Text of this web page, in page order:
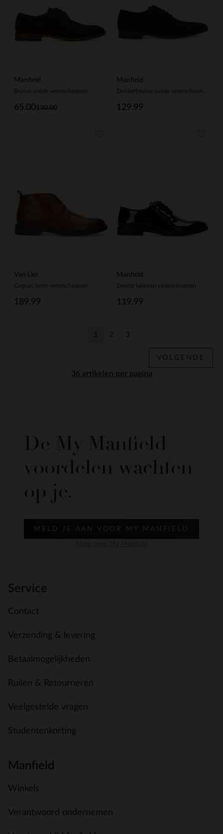
Manfield
Bruine suède veterschoenen
130.00
65.00
Manfield
129.99
Van Lier
Cognac leren veterschoenen
189.99
Manfield
Zwarte lakleren veterschoenen
119.99
per pagina
1 2 3
VOLGENDE
De My Manfield
voordelen wachten
op je.
MELD JE AAN VOOR MY MANFIELD
Service
Contact
Verzending & levering
Betaalmogelijkheden
Ruilen & Retourneren
Veelgestelde vragen
Studentenkorting
Manfield
Winkels
Verantwoord ondernemen